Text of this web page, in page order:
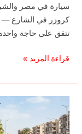
سيارة في مصر
كروزر في الشارع —
تتفق على حاجة
قراءة المزيد »
سيارة
سوزوكي